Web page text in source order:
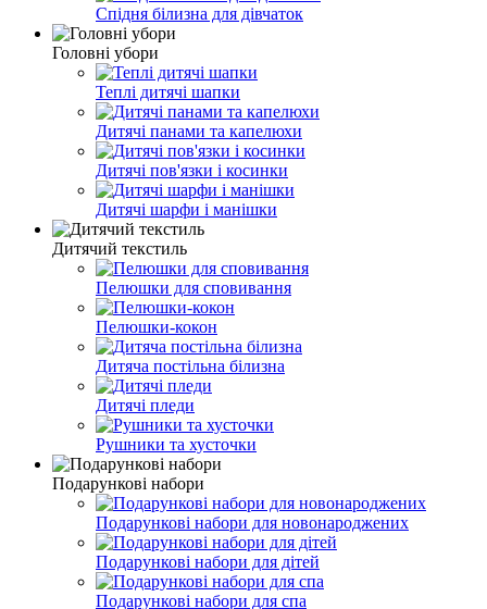
Спідня білизна для дівчаток
Головні убори
Теплі дитячі шапки
Дитячі панами та капелюхи
Дитячі пов'язки і косинки
Дитячі шарфи і манішки
Дитячий текстиль
Пелюшки для сповивання
Пелюшки-кокон
Дитяча постільна білизна
Дитячі пледи
Рушники та хусточки
Подарункові набори
Подарункові набори для новонароджених
Подарункові набори для дітей
Подарункові набори для спа